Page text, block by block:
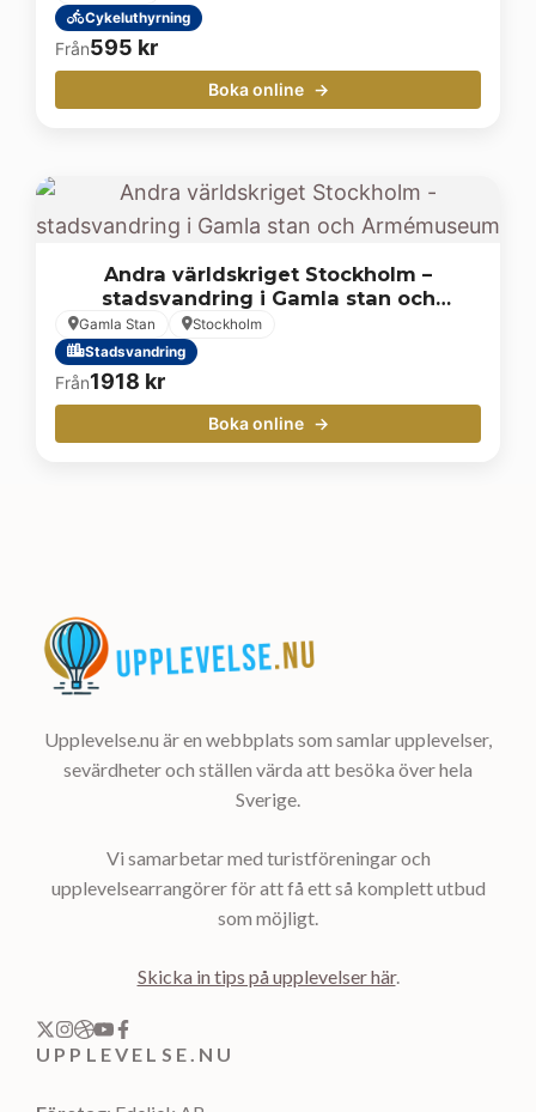
Cykeluthyrning
Från595 kr
Boka online
Andra världskriget Stockholm –
stadsvandring i Gamla stan och
Armémuseum
Gamla Stan
Stockholm
Stadsvandring
Från1918 kr
Boka online
Upplevelse.nu är en webbplats som samlar upplevelser,
sevärdheter och ställen värda att besöka över hela
Sverige.
Vi samarbetar med turistföreningar och
upplevelsearrangörer för att få ett så komplett utbud
som möjligt.
Skicka in tips på upplevelser här.
UPPLEVELSE.NU